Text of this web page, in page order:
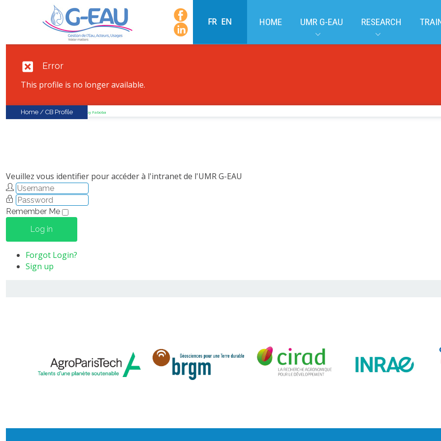
FR EN HOME UMR G-EAU RESEARCH
Error
This profile is no longer available.
Home / CB Profile
FaLang translation system by Faboba
Veuillez vous identifier pour accéder à l'intranet de l'UMR G-EAU
Remember Me
Log in
Forgot Login?
Sign up